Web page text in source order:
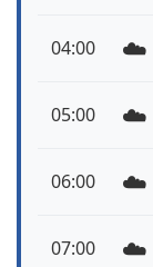
04:00 ☁️
05:00 ☁️
06:00 ☁️
07:00 ☁️